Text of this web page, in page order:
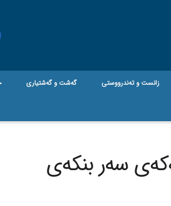
زانست و تەندرووستی گه‌شت و گه‌شتیاری
سەر بنکەی